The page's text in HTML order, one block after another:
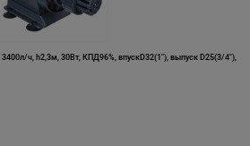
ч, h2,3м, 30Вт, КПД96%, впускD32(1"), выпуск D25(3/4"),